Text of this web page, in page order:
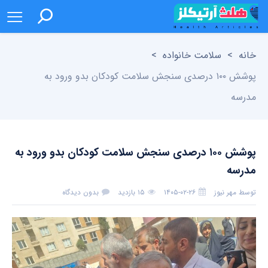
خانه > سلامت خانواده >
پوشش ۱۰۰ درصدی سنجش سلامت کودکان بدو ورود به
مدرسه
پوشش ۱۰۰ درصدی سنجش سلامت کودکان بدو ورود به
مدرسه
توسط مهر نیوز ۱۴۰۵-۰۲-۲۶ ۱۵ بازدید بدون دیدگاه